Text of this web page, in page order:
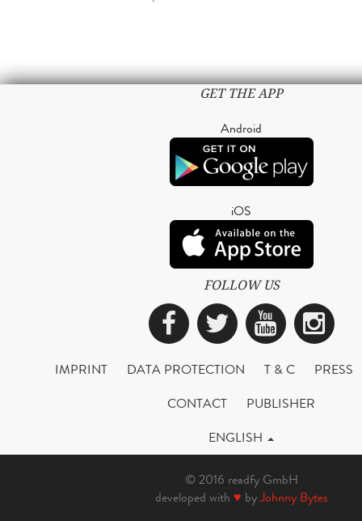
GET THE APP
Android
iOS
FOLLOW US
Facebook
Twitter
IMPRINT DATA PROTECTION T & C
PRESS
CONTACT
PUBLISHER
ENGLISH
© 2016 readfy GmbH
developed with ♥ byJohnny Bytes